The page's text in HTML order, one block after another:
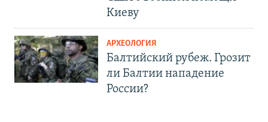
Киеву
АРХЕОЛОГИЯ
Балтийский рубеж. Грозит
ли Балтии нападение
России?